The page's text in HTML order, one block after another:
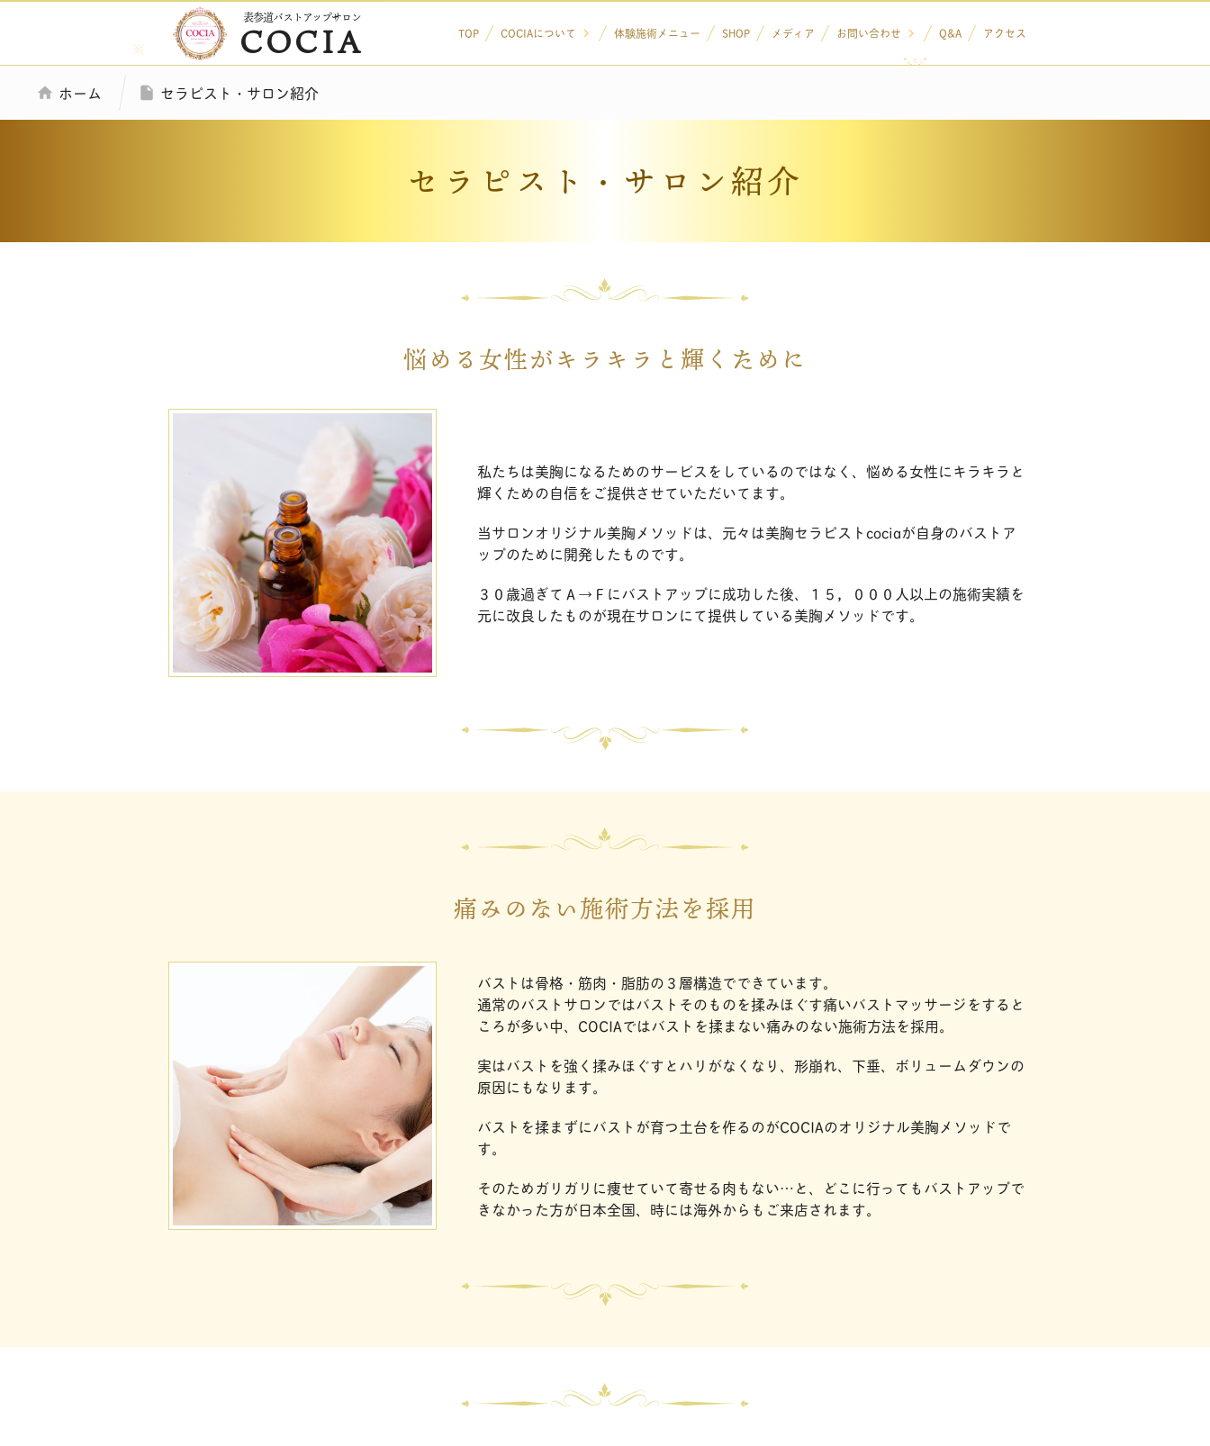
表参道バストアップサロン
COCIA TOP COCIAについて 体験施術メニュー SHOP メディア お問い合わせ Q&A アクセス
ホーム セラピスト・サロン紹介
セラピスト・サロン紹介
悩める女性がキラキラと輝くために
私たちは美胸になるためのサービスをしているのではなく、悩める女性にキラキラと
輝くための自信をご提供させていただいてます。
当サロンオリジナル美胸メソッドは、元々は美胸セラピストcociaが自身のバストア
ップのために開発したものです。
３０歳過ぎてＡ→Ｆにバストアップに成功した後、１５，０００人以上の施術実績を
元に改良したものが現在サロンにて提供している美胸メソッドです。
痛みのない施術方法を採用
バストは骨格・筋肉・脂肪の３層構造でできています。
通常のバストサロンではバストそのものを揉みほぐす痛いバストマッサージをすると
ころが多い中、COCIAではバストを揉まない痛みのない施術方法を採用。
実はバストを強く揉みほぐすとハリがなくなり、形崩れ、下垂、ボリュームダウンの
原因にもなります。
バストを揉まずにバストが育つ土台を作るのがCOCIAのオリジナル美胸メソッドで
す。
そのためガリガリに痩せていて寄せる肉もない…と、どこに行ってもバストアップで
きなかった方が日本全国、時には海外からもご来店されます。